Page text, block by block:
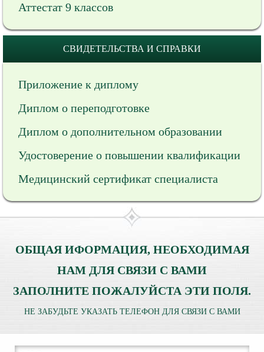
Аттестат 9 классов
СВИДЕТЕЛЬСТВА И СПРАВКИ
Приложение к диплому
Диплом о переподготовке
Диплом о дополнительном образовании
Удостоверение о повышении квалификации
Медицинский сертификат специалиста
ОБЩАЯ ИФОРМАЦИЯ, НЕОБХОДИМАЯ
НАМ ДЛЯ СВЯЗИ С ВАМИ
ЗАПОЛНИТЕ ПОЖАЛУЙСТА ЭТИ ПОЛЯ.
НЕ ЗАБУДЬТЕ УКАЗАТЬ ТЕЛЕФОН ДЛЯ СВЯЗИ С ВАМИ